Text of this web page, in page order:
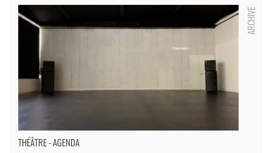
THÉÂTRE - AGENDA
Critique sortie Théâtre Paris Le Monfort